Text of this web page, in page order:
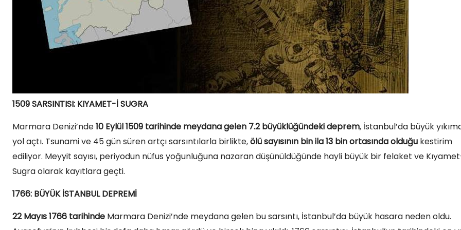
1509 SARSINTISI: KIYAMET-İ SUGRA
Marmara Denizi’nde10 Eylül 1509 tarihinde meydana gelen 7.2 büyüklüğündeki deprem, İstanbul’da büyük
yol açtı. Tsunami ve 45 gün süren artçı sarsıntılarla birlikte,ölü sayısının bin ila 13 bin ortasında olduğu kestirim
ediliyor. Meyyit sayısı, periyodun nüfus yoğunluğuna nazaran düşünüldüğünde hayli büyük bir felaket ve
Sugra olarak kayıtlara geçti. ​
1766: BÜYÜK İSTANBUL DEPREMİ
22 Mayıs 1766 tarihinde Marmara Denizi’nde meydana gelen bu sarsıntı, İstanbul’da büyük hasara neden oldu.